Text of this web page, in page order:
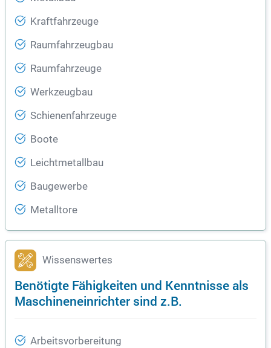
Kraftfahrzeuge
Raumfahrzeugbau
Raumfahrzeuge
Werkzeugbau
Schienenfahrzeuge
Boote
Leichtmetallbau
Baugewerbe
Metalltore
Wissenswertes
Benötigte Fähigkeiten und Kenntnisse als
Maschineneinrichter sind z.B.
Arbeitsvorbereitung